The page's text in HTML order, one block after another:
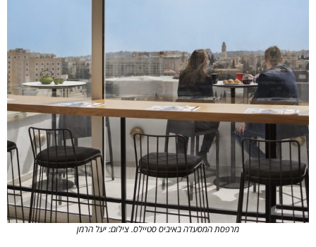
מרפסת המסעדה באיביס סטיילס. צילום: יעל הרמן